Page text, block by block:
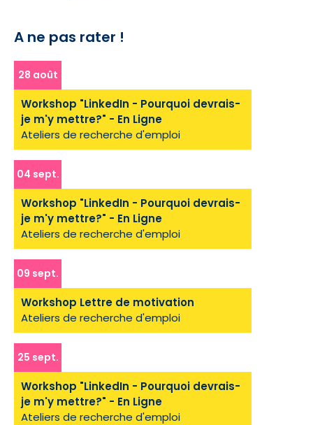
A ne pas rater !
28 août
Workshop "LinkedIn - Pourquoi devrais-
je m'y mettre?" - En Ligne
Ateliers de recherche d'emploi
04 sept.
Workshop "LinkedIn - Pourquoi devrais-
je m'y mettre?" - En Ligne
Ateliers de recherche d'emploi
09 sept.
Workshop Lettre de motivation
Ateliers de recherche d'emploi
25 sept.
Workshop "LinkedIn - Pourquoi devrais-
je m'y mettre?" - En Ligne
Ateliers de recherche d'emploi